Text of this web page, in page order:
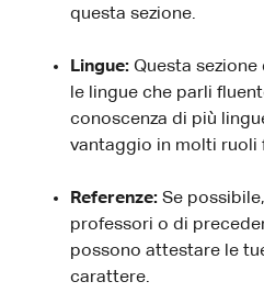
questa sezione.
Lingue: Questa
le lingue che parli
conoscenza di più
vantaggio in molti ruoli
Referenze: Se
professori o di
possono attestare le
carattere.